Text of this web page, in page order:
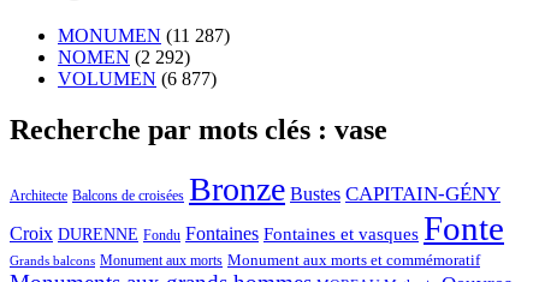
MONUMEN (11 287)
NOMEN (2 292)
VOLUMEN (6 877)
Recherche par mots clés : vase
Architecte Balcons de croisées Bronze Bustes CAPITAIN-GÉNY
Croix DURENNE Fondu Fontaines Fontaines et vasques Fonte
Grands balcons Monument aux morts Monument aux morts et commémoratif